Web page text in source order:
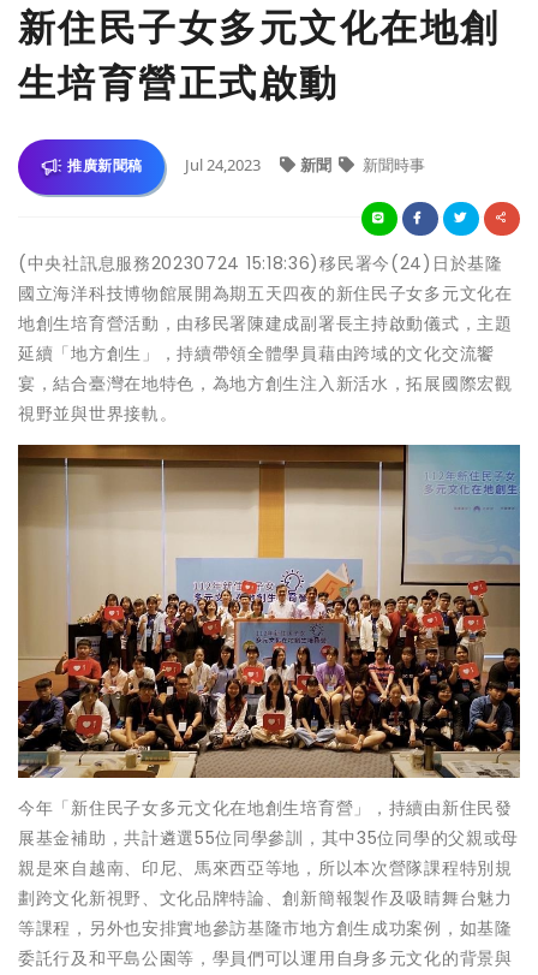
新住民子女多元文化在地創
生培育營正式啟動
推廣新聞稿 Jul 24,2023 新聞 新聞時事
(中央社訊息服務20230724 15:18:36)移民署今(24)日於基隆
國立海洋科技博物館展開為期五天四夜的新住民子女多元文化在
地創生培育營活動，由移民署陳建成副署長主持啟動儀式，主題
延續「地方創生」，持續帶領全體學員藉由跨域的文化交流饗
宴，結合臺灣在地特色，為地方創生注入新活水，拓展國際宏觀
視野並與世界接軌。
今年「新住民子女多元文化在地創生培育營」，持續由新住民發
展基金補助，共計遴選55位同學參訓，其中35位同學的父親或母
親是來自越南、印尼、馬來西亞等地，所以本次營隊課程特別規
劃跨文化新視野、文化品牌特論、創新簡報製作及吸睛舞台魅力
等課程，另外也安排實地參訪基隆市地方創生成功案例，如基隆
委託行及和平島公園等，學員們可以運用自身多元文化的背景與